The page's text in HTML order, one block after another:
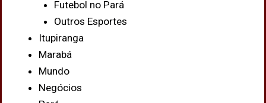
Futebol no Pará
Outros Esportes
Itupiranga
Marabá
Mundo
Negócios